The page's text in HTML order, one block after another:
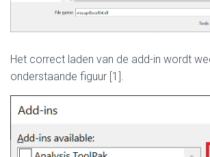
Het correct laden van de add-in wordt
onderstaande figuur [1].